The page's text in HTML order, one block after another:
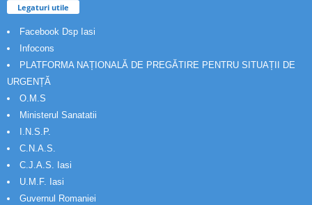
Legaturi utile
Facebook Dsp Iasi
Infocons
PLATFORMA NAȚIONALĂ DE PREGĂTIRE PENTRU SITUAȚII DE
URGENȚĂ
O.M.S
Ministerul Sanatatii
I.N.S.P.
C.N.A.S.
C.J.A.S. Iasi
U.M.F. Iasi
Guvernul Romaniei